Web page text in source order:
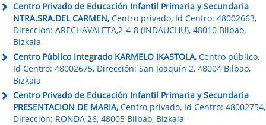
Centro Privado de Educación Infantil Primaria y Secundaria
NTRA.SRA.DEL CARMEN, Centro privado, Id Centro: 48002663,
Dirección: ARECHAVALETA,2-4-8 (INDAUCHU), 48010 Bilbao,
Bizkaia
Centro Público Integrado KARMELO IKASTOLA, Centro público,
Id Centro: 48002675, Dirección: San Joaquín 2, 48004 Bilbao,
Bizkaia
Centro Privado de Educación Infantil Primaria y Secundaria
PRESENTACION DE MARIA, Centro privado, Id Centro: 48002754,
Dirección: RONDA 26, 48005 Bilbao, Bizkaia